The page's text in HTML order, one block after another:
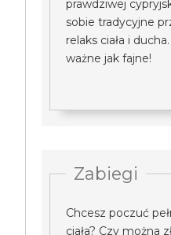
prawdziwej
sobie tradycyjne
relaks ciała i
ważne jak fajne!
Zabiegi
Chcesz poczuć
ciała? Czy można